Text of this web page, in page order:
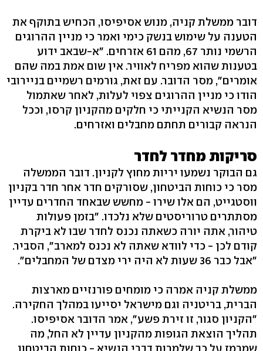
דובר ממשלת קניה, מנוש אסיפיסו, הכחיש בתוקף את
הטענה על שימוש בנשק כימי ואמר כי מניין ההרוגים
הרשמי נותר 67, מהם 61 אזרחים. "א-שבאב ידוע
בטענות שהוא מפריח לאוויר. אין שום אמת במה שהם
אומרים", מסר הדובר. עם זאת, גורמים רשמיים בניירובי
הודו כי מניין ההרוגים צפוי לעלות, לאחר שאתמול
מסר הנשיא הקנייתי כי חלקים מהקניון קרסו, וככל
הנראה קבורים תחתם מחבלים ואזרחים.
סריקות מחדר לחדר
גם הבוקר נשמעו יריות מחוץ לקניון. דובר הממשלה
מסר כי כוחות הביטחון, שסורקים חדר אחר חדר בקניון
ווסטגייט, הם אלו שירו - מחשש שבאחד החדרים עדיין
מסתתרים טרוריסטים שלא נלכדו. "בזמן פעולות
טיהור, אתה יורה כשאתה נכנס לחדר שבו לא ביקרת
קודם לכן - כדי לוודא שאתה לא נכנס למארב", הסביר.
"אבל כבר 36 שעות לא היה ירי מצדם של המחבלים".
ממשלת קניה אמרה כי מומחים פורנזיים מארצות
הברית, בריטניה וגם מישראל יסייעו במהלך החקירה.
"הקניון סגור, זו זירת פשע", אמר הדובר אסיפיסו.
תהליך הוצאת הגופות מהקניון עדיין לא החל, מה
שמרמז על כך שלמרות דברי הנשיא - כוחות הביטחון